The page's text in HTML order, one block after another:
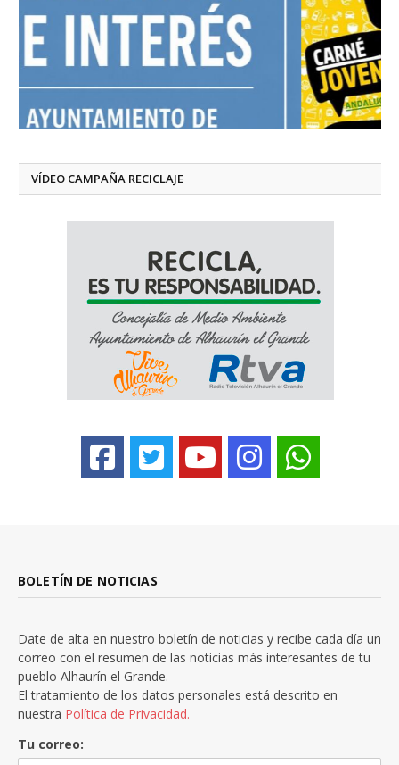
VÍDEO CAMPAÑA RECICLAJE
BOLETÍN DE NOTICIAS
Date de alta en nuestro boletín de noticias y recibe cada día un
correo con el resumen de las noticias más interesantes de tu
pueblo Alhaurín el Grande.
El tratamiento de los datos personales está descrito en
nuestra Política de Privacidad.
Tu correo: